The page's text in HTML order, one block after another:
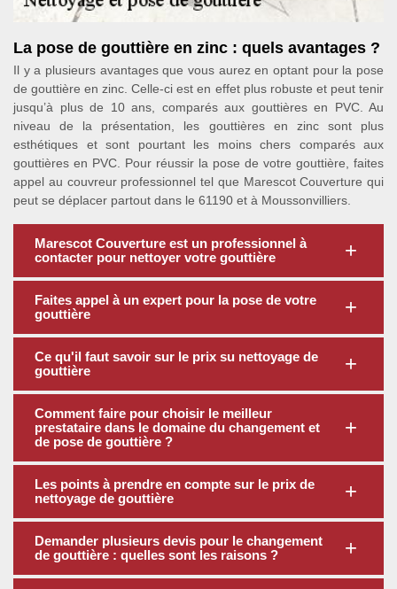
La pose de gouttière en zinc : quels avantages ?
Il y a plusieurs avantages que vous aurez en optant pour la pose
de gouttière en zinc. Celle-ci est en effet plus robuste et peut tenir
jusqu’à plus de 10 ans, comparés aux gouttières en PVC. Au
niveau de la présentation, les gouttières en zinc sont plus
esthétiques et sont pourtant les moins chers comparés aux
gouttières en PVC. Pour réussir la pose de votre gouttière, faites
appel au couvreur professionnel tel que Marescot Couverture qui
peut se déplacer partout dans le 61190 et à Moussonvilliers.
Marescot Couverture est un professionnel à
contacter pour nettoyer votre gouttière
Faites appel à un expert pour la pose de votre
gouttière
Ce qu'il faut savoir sur le prix su nettoyage de
gouttière
Comment faire pour choisir le meilleur
prestataire dans le domaine du changement et
de pose de gouttière ?
Les points à prendre en compte sur le prix de
nettoyage de gouttière
Demander plusieurs devis pour le changement
de gouttière : quelles sont les raisons ?